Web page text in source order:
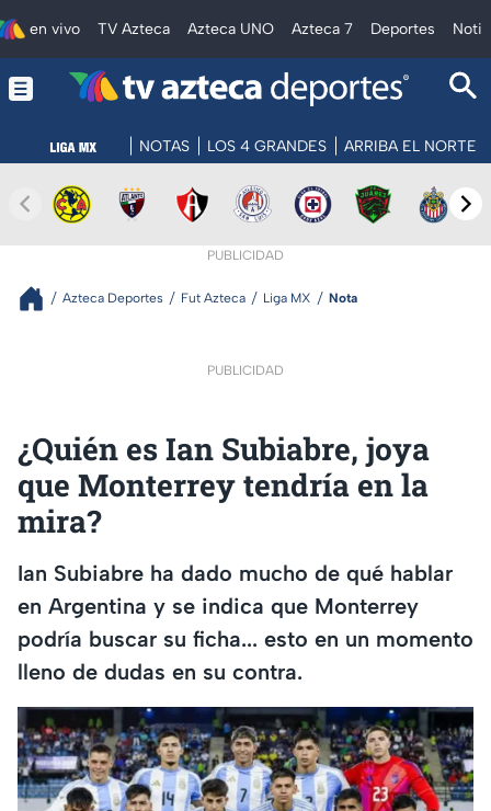
en vivo TV Azteca Azteca UNO Azteca 7 Deportes
NOTAS LOS 4 GRANDES ARRIBA EL NORTE
PUBLICIDAD
Azteca Deportes Fut Azteca Liga MX Nota
PUBLICIDAD
¿Quién es Ian Subiabre, joya
que Monterrey tendría en la
mira?
Ian Subiabre ha dado mucho de qué hablar
en Argentina y se indica que Monterrey
podría buscar su ficha... esto en un momento
lleno de dudas en su contra.